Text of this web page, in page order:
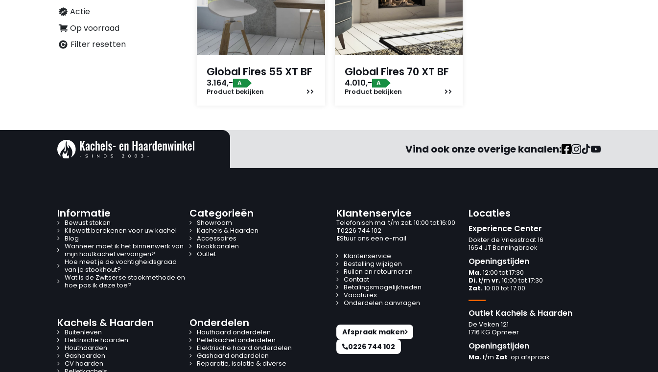
Actie
Op voorraad
Filter resetten
Global Fires 55 XT BF
3.164,- A
Product bekijken
Global Fires 70 XT BF
4.010,- A
Product bekijken
Vind ook onze overige kanalen:
Informatie
Bewust stoken
Kilowatt berekenen voor uw kachel
Blog
Wanneer moet ik het binnenwerk van
mijn houtkachel vervangen?
Hoe meet je de vochtigheidsgraad
van je stookhout?
Wat is de Zwitserse stookmethode en
hoe pas ik deze toe?
Categorieën
Showroom
Kachels & Haarden
Accessoires
Rookkanalen
Outlet
Kachels & Haarden
Buitenleven
Elektrische haarden
Houthaarden
Gashaarden
CV haarden
Onderdelen
Houthaard onderdelen
Pelletkachel onderdelen
Elektrische haard onderdelen
Gashaard onderdelen
Reparatie, isolatie & diverse
Klantenservice
Telefonisch ma. t/m zat. 10:00 tot 16:00
T0226 744 102
EStuur ons een e-mail
Klantenservice
Bestelling wijzigen
Ruilen en retourneren
Contact
Betalingsmogelijkheden
Vacatures
Onderdelen aanvragen
Afspraak maken
0226 744 102
Locaties
Experience Center
Dokter de Vriesstraat 16
1654 JT Benningbroek
Openingstijden
Ma.12:00 tot 17:30
Di.t/m vr.10:00 tot 17:30
Zat.10:00 tot 17:00
Outlet Kachels & Haarden
De Veken 121
1716 KG Opmeer
Openingstijden
Ma.t/m Zat. op afspraak